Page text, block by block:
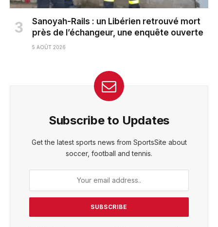
Sanoyah-Rails : un Libérien retrouvé mort
près de l’échangeur, une enquête ouverte
5 AOÛT 2026
Subscribe to Updates
Get the latest sports news from SportsSite about
soccer, football and tennis.